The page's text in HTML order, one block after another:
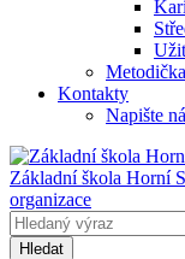
Kontakty
Napište
Základní škola Horní
organizace
Hledat